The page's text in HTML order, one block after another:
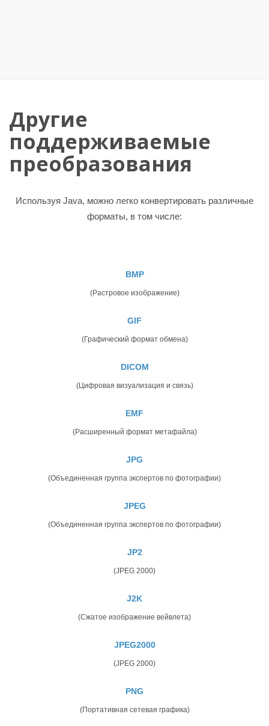
Другие
поддерживаемые
преобразования
Используя Java, можно легко конвертировать различные
форматы, в том числе:
BMP
(Растровое изображение)
GIF
(Графический формат обмена)
DICOM
(Цифровая визуализация и связь)
EMF
(Расширенный формат метафайла)
JPG
(Объединенная группа экспертов по фотографии)
JPEG
(Объединенная группа экспертов по фотографии)
JP2
(JPEG 2000)
J2K
(Сжатое изображение вейвлета)
JPEG2000
(JPEG 2000)
PNG
(Портативная сетевая графика)